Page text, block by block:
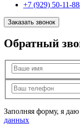
+7 (929) 50-11-
Заказать звонок
Обратный
Заполняя форму, я даю
данных